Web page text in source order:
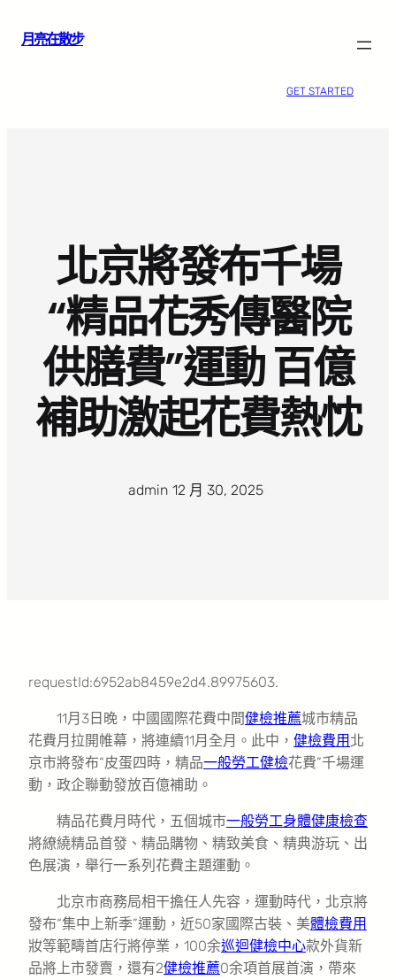
月亮在散步
GET STARTED
北京將發布千場
“精品花秀傳醫院
供膳費”運動 百億
補助激起花費熱忱
admin 12 月 30, 2025
requestId:6952ab8459e2d4.89975603.
11月3日晚，中國國際花費中間健檢推薦城市精品
花費月拉開帷幕，將連續11月全月。此中， 健檢費用 北
京市將發布“皮蛋四時，精品一般勞工健檢花費”千場運
動，政企聯動發放百億補助。
精品花費月時代，五個城市一般勞工身體健康檢查
將繚繞精品首發、精品購物、精致美食、精典游玩、出
色展演，舉行一系列花費主題運動。
北京市商務局相干擔任人先容，運動時代，北京將
發布“集中上新季”運動，近50家國際古裝、美體檢費用
妝等範疇首店行將停業，100余巡迴健檢中心款外貨新
品將上市發賣，還有2健檢推薦0余項首展首演，帶來